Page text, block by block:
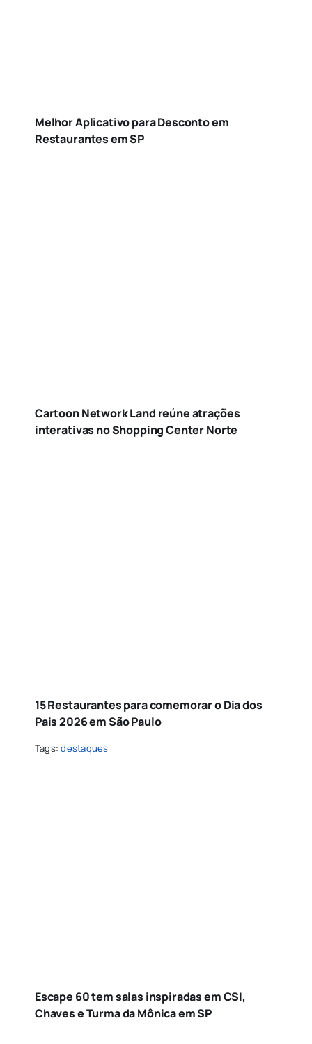
Melhor Aplicativo para Desconto em
Restaurantes em SP
Cartoon Network Land reúne atrações
interativas no Shopping Center Norte
15 Restaurantes para comemorar o Dia dos
Pais 2026 em São Paulo
Tags:destaques
Escape 60 tem salas inspiradas em CSI,
Chaves e Turma da Mônica em SP